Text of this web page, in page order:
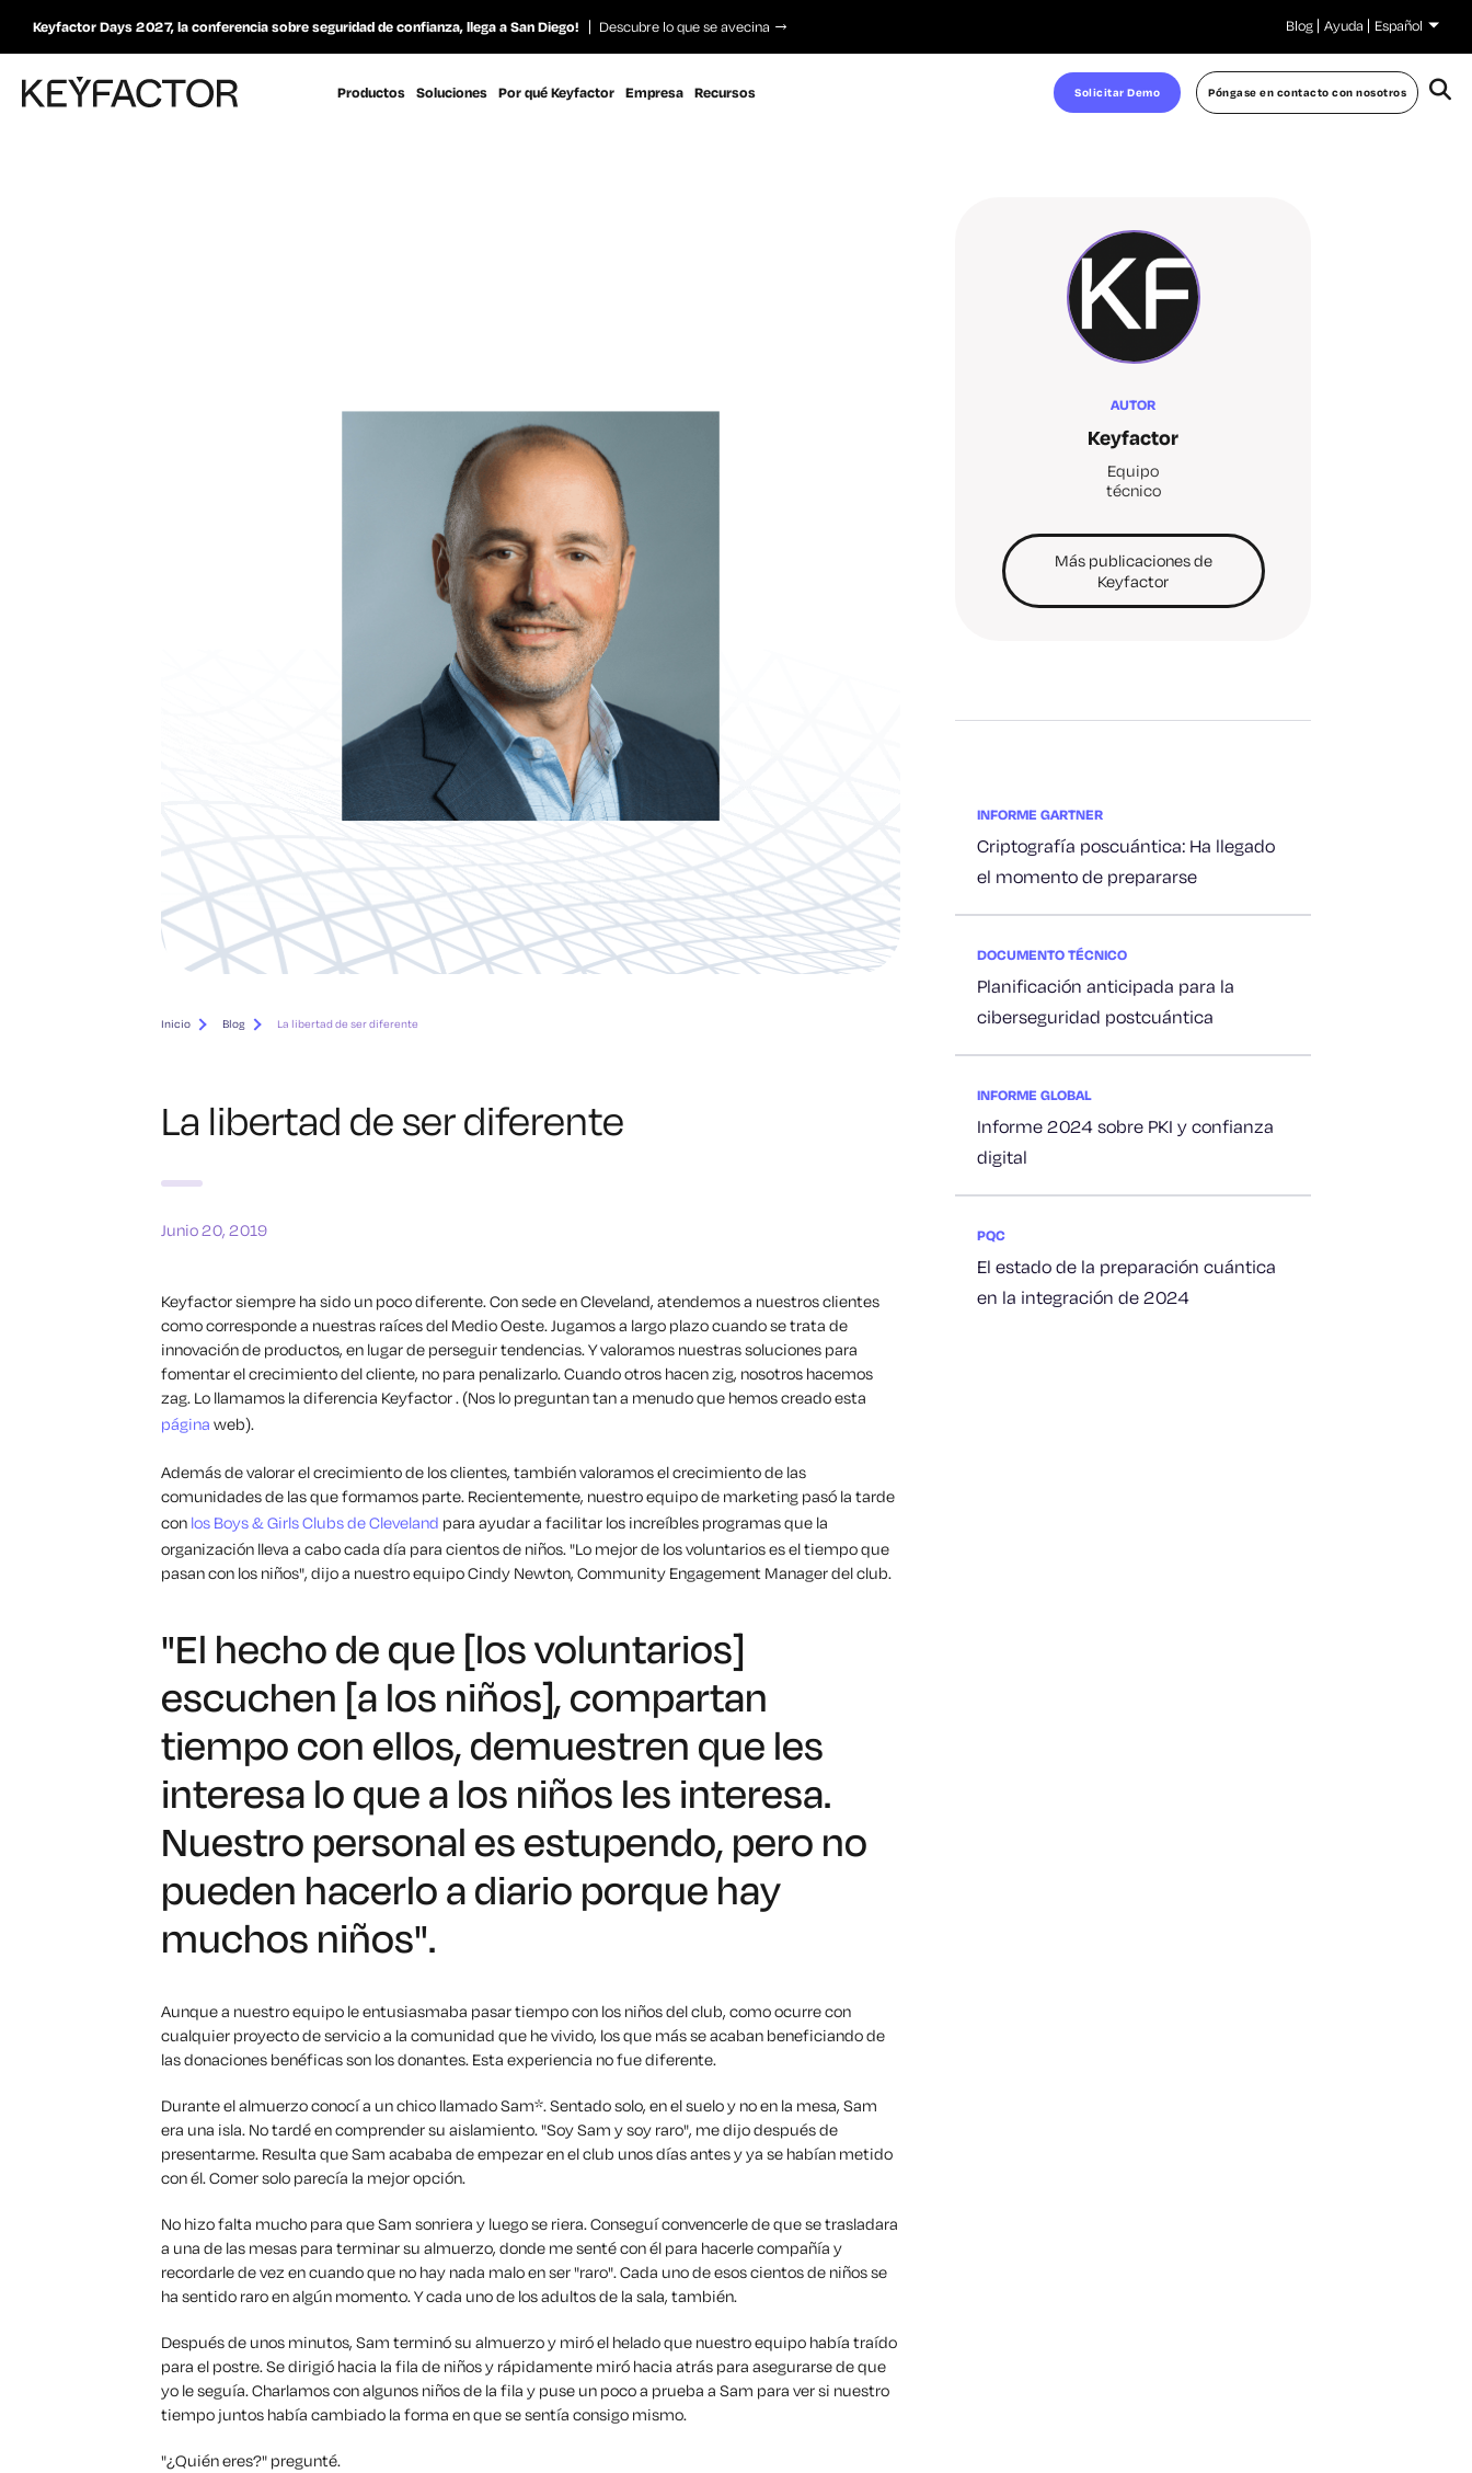
Keyfactor Days 2027, la conferencia sobre seguridad de confianza, llega a San Diego! Descubre lo que se avecina Blog Ayuda Español
Productos Soluciones Por qué Keyfactor Empresa Recursos Solicitar Demo Póngase en contacto con nosotros
Inicio Blog La libertad de ser diferente
La libertad de ser diferente
Junio 20, 2019
Keyfactor siempre ha sido un poco diferente. Con sede en Cleveland, atendemos a nuestros clientes
como corresponde a nuestras raíces del Medio Oeste. Jugamos a largo plazo cuando se trata de
innovación de productos, en lugar de perseguir tendencias. Y valoramos nuestras soluciones para
fomentar el crecimiento del cliente, no para penalizarlo. Cuando otros hacen zig, nosotros hacemos
zag. Lo llamamos la diferencia Keyfactor . (Nos lo preguntan tan a menudo que hemos creado esta
página web).
Además de valorar el crecimiento de los clientes, también valoramos el crecimiento de las
comunidades de las que formamos parte. Recientemente, nuestro equipo de marketing pasó la tarde
con los Boys & Girls Clubs de Cleveland para ayudar a facilitar los increíbles programas que la
organización lleva a cabo cada día para cientos de niños. "Lo mejor de los voluntarios es el tiempo que
pasan con los niños", dijo a nuestro equipo Cindy Newton, Community Engagement Manager del club.
"El hecho de que [los voluntarios]
escuchen [a los niños], compartan
tiempo con ellos, demuestren que les
interesa lo que a los niños les interesa.
Nuestro personal es estupendo, pero no
pueden hacerlo a diario porque hay
muchos niños".
Aunque a nuestro equipo le entusiasmaba pasar tiempo con los niños del club, como ocurre con
cualquier proyecto de servicio a la comunidad que he vivido, los que más se acaban beneficiando de
las donaciones benéficas son los donantes. Esta experiencia no fue diferente.
Durante el almuerzo conocí a un chico llamado Sam*. Sentado solo, en el suelo y no en la mesa, Sam
era una isla. No tardé en comprender su aislamiento. "Soy Sam y soy raro", me dijo después de
presentarme. Resulta que Sam acababa de empezar en el club unos días antes y ya se habían metido
con él. Comer solo parecía la mejor opción.
No hizo falta mucho para que Sam sonriera y luego se riera. Conseguí convencerle de que se trasladara
a una de las mesas para terminar su almuerzo, donde me senté con él para hacerle compañía y
recordarle de vez en cuando que no hay nada malo en ser "raro". Cada uno de esos cientos de niños se
ha sentido raro en algún momento. Y cada uno de los adultos de la sala, también.
Después de unos minutos, Sam terminó su almuerzo y miró el helado que nuestro equipo había traído
para el postre. Se dirigió hacia la fila de niños y rápidamente miró hacia atrás para asegurarse de que
yo le seguía. Charlamos con algunos niños de la fila y puse un poco a prueba a Sam para ver si nuestro
tiempo juntos había cambiado la forma en que se sentía consigo mismo.
"¿Quién eres?" pregunté.
AUTOR
Keyfactor
Equipo
técnico
Más publicaciones de
Keyfactor
INFORME GARTNER
Criptografía poscuántica: Ha llegado
el momento de prepararse
DOCUMENTO TÉCNICO
Planificación anticipada para la
ciberseguridad postcuántica
INFORME GLOBAL
Informe 2024 sobre PKI y confianza
digital
PQC
El estado de la preparación cuántica
en la integración de 2024